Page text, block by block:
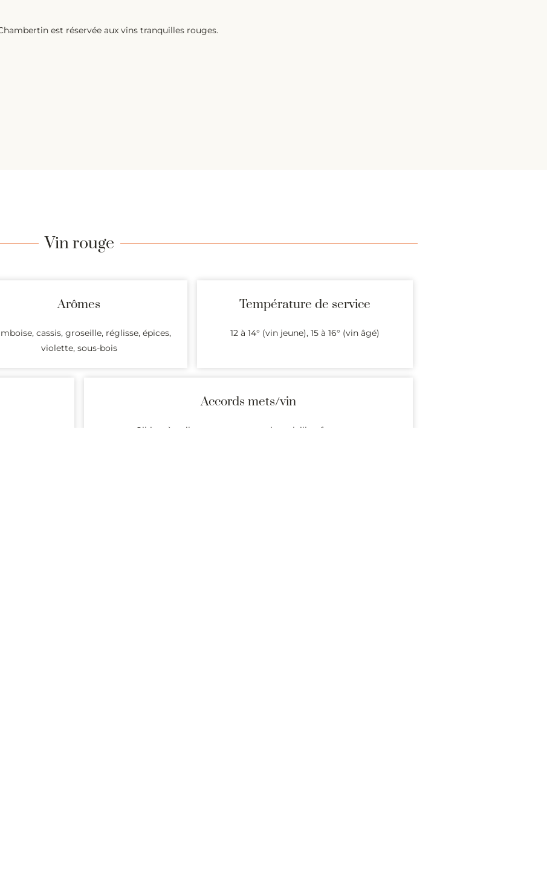
est réservée aux vins tranquilles rouges.
Vin rouge
Arômes
cassis, groseille, réglisse, épices,
violette, sous-bois
Température de service
12 à 14° (vin jeune), 15 à 16° (vin âgé)
Accords mets/vin
Gibiers à poils, agneau, coq au vin, volailles, fromages